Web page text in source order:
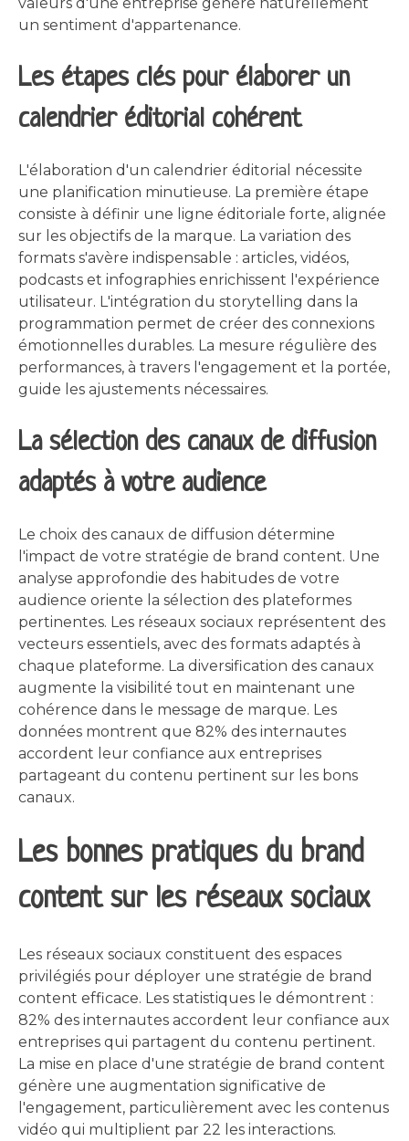
un sentiment d'appartenance.
Les étapes clés pour élaborer un
calendrier éditorial cohérent
L'élaboration d'un calendrier éditorial nécessite
une planification minutieuse. La première étape
consiste à définir une ligne éditoriale forte, alignée
sur les objectifs de la marque. La variation des
formats s'avère indispensable : articles, vidéos,
podcasts et infographies enrichissent l'expérience
utilisateur. L'intégration du storytelling dans la
programmation permet de créer des connexions
émotionnelles durables. La mesure régulière des
performances, à travers l'engagement et la portée,
guide les ajustements nécessaires.
La sélection des canaux de diffusion
adaptés à votre audience
Le choix des canaux de diffusion détermine
l'impact de votre stratégie de brand content. Une
analyse approfondie des habitudes de votre
audience oriente la sélection des plateformes
pertinentes. Les réseaux sociaux représentent des
vecteurs essentiels, avec des formats adaptés à
chaque plateforme. La diversification des canaux
augmente la visibilité tout en maintenant une
cohérence dans le message de marque. Les
données montrent que 82% des internautes
accordent leur confiance aux entreprises
partageant du contenu pertinent sur les bons
canaux.
Les bonnes pratiques du brand
content sur les réseaux sociaux
Les réseaux sociaux constituent des espaces
privilégiés pour déployer une stratégie de brand
content efficace. Les statistiques le démontrent :
82% des internautes accordent leur confiance aux
entreprises qui partagent du contenu pertinent.
La mise en place d'une stratégie de brand content
génère une augmentation significative de
l'engagement, particulièrement avec les contenus
vidéo qui multiplient par 22 les interactions.